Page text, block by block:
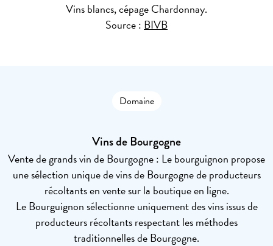
Vins blancs, cépage Chardonnay.
Source : BIVB
Domaine
Vins de Bourgogne
Vente de grands vin de Bourgogne : Le bourguignon propose
une sélection unique de vins de Bourgogne de producteurs
récoltants en vente sur la boutique en ligne.
Le Bourguignon sélectionne uniquement des vins issus de
producteurs récoltants respectant les méthodes
traditionnelles de Bourgogne.